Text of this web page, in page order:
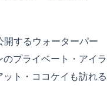
開するウォーターパー
プライベート・アイラ
ト・ココケイも訪れる